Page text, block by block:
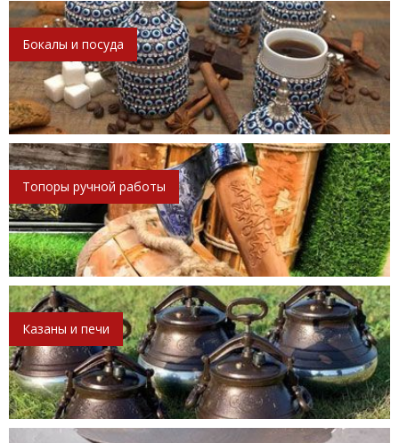
Бокалы и посуда
Топоры ручной работы
Казаны и печи